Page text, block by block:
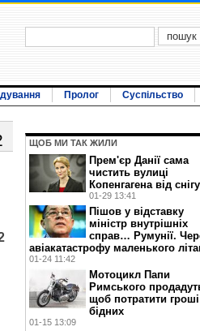
Пролог Суспільство
ЩОБ МИ ТАК ЖИЛИ
Прем'єр Данії сама
чистить вулиці
Копенгагена від снігу
01-29 13:41
Пішов у відставку
міністр внутрішніх
справ… Румунії.
авіакатастрофу маленького
01-24 11:42
Мотоцикл Папи
Римського
щоб потратити
бідних
01-15 13:09